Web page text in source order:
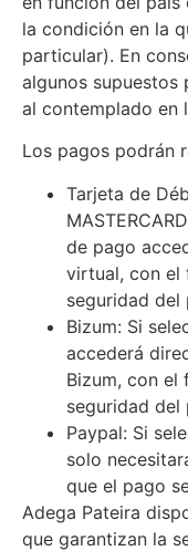
la condición en la
particular). En
algunos supuestos
al contemplado en
Los pagos podrán
Tarjeta de
de pago
virtual, con el
seguridad del
Bizum: Si
accederá
Bizum, con el
seguridad del
Paypal: Si
solo
que el pago
Adega Pateira
que garantizan la